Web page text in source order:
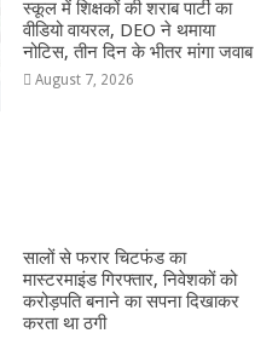
स्कूल में शिक्षकों की शराब पार्टी का
वीडियो वायरल, DEO ने थमाया
नोटिस, तीन दिन के भीतर मांगा जवाब
August 7, 2026
सालों से फरार चिटफंड का
मास्टरमाइंड गिरफ्तार, निवेशकों को
करोड़पति बनाने का सपना दिखाकर
करता था ठगी